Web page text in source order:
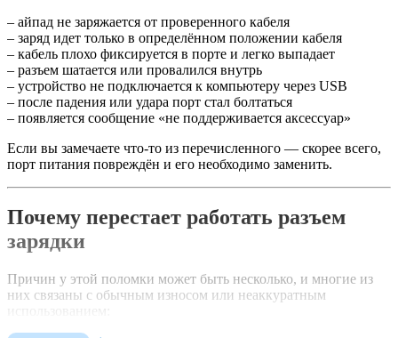
– айпад не заряжается от проверенного кабеля
– заряд идет только в определённом положении кабеля
– кабель плохо фиксируется в порте и легко выпадает
– разъем шатается или провалился внутрь
– устройство не подключается к компьютеру через USB
– после падения или удара порт стал болтаться
– появляется сообщение «не поддерживается аксессуар»
Если вы замечаете что-то из перечисленного — скорее всего,
порт питания повреждён и его необходимо заменить.
Почему перестает работать разъем
зарядки
Причин у этой поломки может быть несколько, и многие из
них связаны с обычным износом или неаккуратным